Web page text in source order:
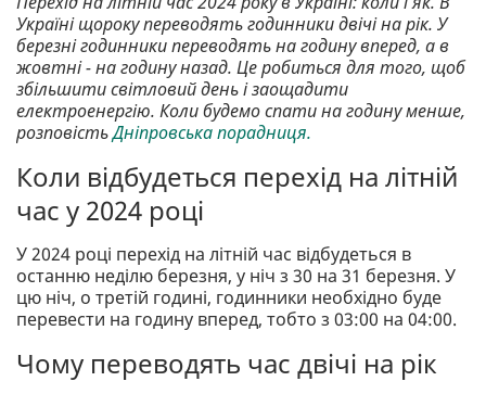
Україні щороку переводять годинники двічі на рік. У
березні годинники переводять на годину вперед, а в
жовтні - на годину назад. Це робиться для того, щоб
збільшити світловий день і заощадити
електроенергію. Коли будемо спати на годину менше,
розповістьДніпровська порадниця.
Коли відбудеться перехід на літній
час у 2024 році
У 2024 році перехід на літній час відбудеться в
останню неділю березня, у ніч з 30 на 31 березня. У
цю ніч, о третій годині, годинники необхідно буде
перевести на годину вперед, тобто з 03:00 на 04:00.
Чому переводять час двічі на рік